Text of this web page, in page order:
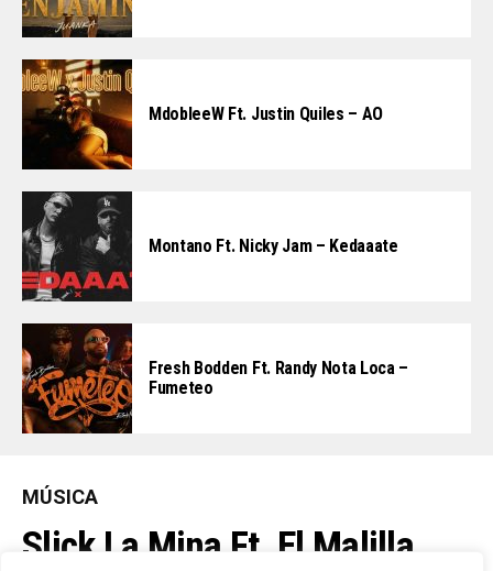
MdobleeW Ft. Justin Quiles – AO
Montano Ft. Nicky Jam – Kedaaate
Fresh Bodden Ft. Randy Nota Loca –
Fumeteo
MÚSICA
Slick La Mina Ft. El Malilla,